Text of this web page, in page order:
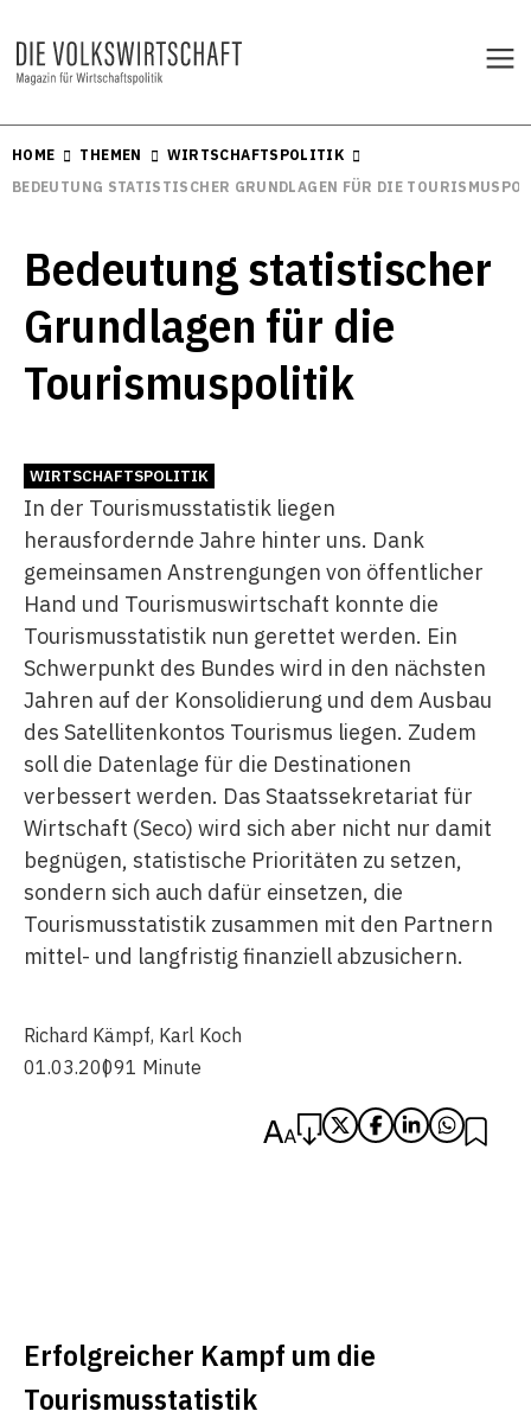
HOME THEMEN
WIRTSCHAFTSPOLITIK
BEDEUTUNG STATISTISCHER GRUNDLAGEN FÜR DIE
Bedeutung statistischer
Grundlagen für die
Tourismuspolitik
WIRTSCHAFTSPOLITIK
In der Tourismusstatistik liegen
herausfordernde Jahre hinter uns. Dank
gemeinsamen Anstrengungen von öffentlicher
Hand und Tourismuswirtschaft konnte die
Tourismusstatistik nun gerettet werden. Ein
Schwerpunkt des Bundes wird in den nächsten
Jahren auf der Konsolidierung und dem Ausbau
des Satellitenkontos Tourismus liegen. Zudem
soll die Datenlage für die Destinationen
verbessert werden. Das Staatssekretariat für
Wirtschaft (Seco) wird sich aber nicht nur damit
begnügen, statistische Prioritäten zu setzen,
sondern sich auch dafür einsetzen, die
Tourismusstatistik zusammen mit den Partnern
mittel- und langfristig finanziell abzusichern.
Richard Kämpf, Karl Koch
01.03.20091 Minute
Erfolgreicher Kampf um die
Tourismusstatistik